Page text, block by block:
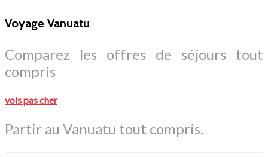
Voyage Vanuatu
Comparez les offres de séjours tout
compris
vols pas cher
Partir au Vanuatu tout compris.